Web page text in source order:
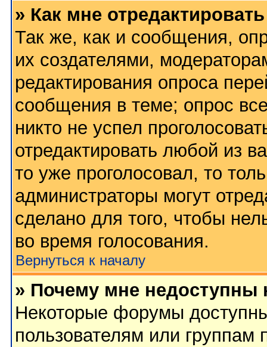
» Как мне
Так же, как и сообщения,
их создателями,
редактирования опроса
сообщения в теме; опрос
никто не успел
отредактировать любой из
то уже проголосовал, то
администраторы могут
сделано для того, чтобы
во время голосования.
Вернуться к началу
» Почему мне
Некоторые форумы
пользователям или группам